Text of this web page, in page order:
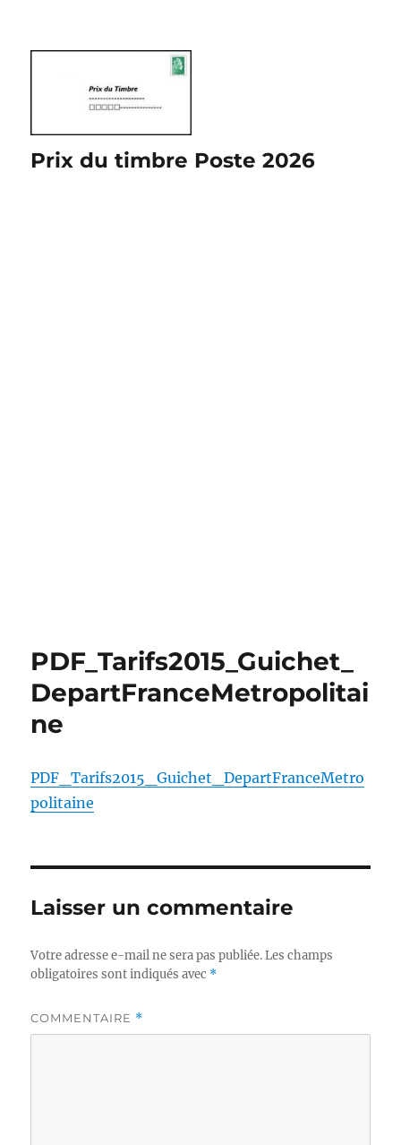
Prix du timbre Poste 2026
PDF_Tarifs2015_Guichet_
DepartFranceMetropolitai
ne
PDF_Tarifs2015_Guichet_DepartFranceMetro
politaine
Laisser un commentaire
Votre adresse e-mail ne sera pas publiée. Les champs
obligatoires sont indiqués avec *
COMMENTAIRE *